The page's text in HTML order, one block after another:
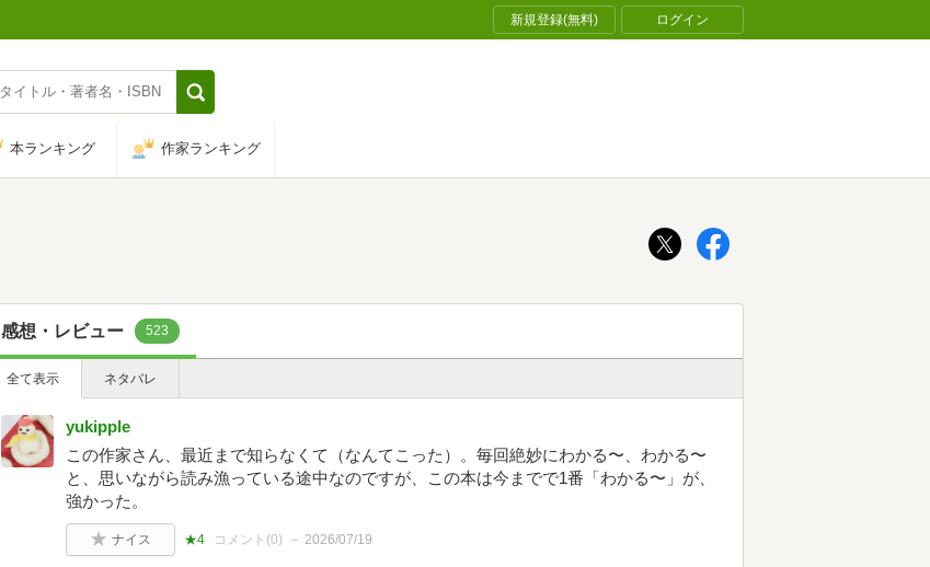
新規登録(無料) ログイン
本ランキング 作家ランキング
感想・レビュー 523
全て表示 ネタバレ
yukipple
この作家さん、最近まで知らなくて（なんてこった）。毎回絶妙にわかる〜、わかる〜
と、思いながら読み漁っている途中なのですが、この本は今までで1番「わかる〜」が、
強かった。
ナイス ★4 コメント(0) 2026/07/19